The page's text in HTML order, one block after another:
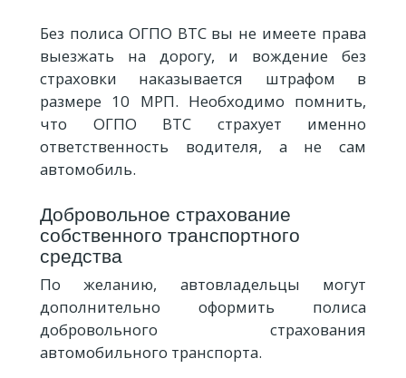
Без полиса ОГПО ВТС вы не имеете права
выезжать на дорогу, и вождение без
страховки наказывается штрафом в
размере 10 МРП. Необходимо помнить,
что ОГПО ВТС страхует именно
ответственность водителя, а не сам
автомобиль.
Добровольное страхование
собственного транспортного
средства
По желанию, автовладельцы могут
дополнительно оформить полиса
добровольного страхования
автомобильного транспорта.